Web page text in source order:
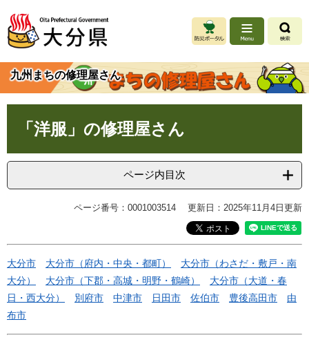
ジ
先
頭
で
ュ
を
飛
ば
文
へ
九州まちの修理屋さん
「洋服」の修理屋さん
ページ内目次
ページ番号：0001003514 更新日：2025年11月4日更新
大分市 大分市（府内・中央・都町）
大分市（わさだ・敷戸・南
大分）
大分市（下郡・高城・明野・鶴崎）
大分市（大道・春
日・西大分）
別府市 中津市 日田市 佐伯市 豊後高田市
由
布市